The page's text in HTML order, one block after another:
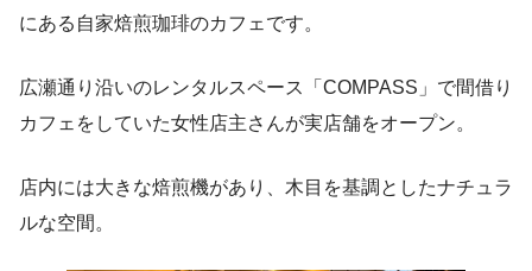
にある自家焙煎珈琲のカフェです。
広瀬通り沿いのレンタルスペース「COMPASS」で間借り
カフェをしていた女性店主さんが実店舗をオープン。
店内には大きな焙煎機があり、木目を基調としたナチュラ
ルな空間。